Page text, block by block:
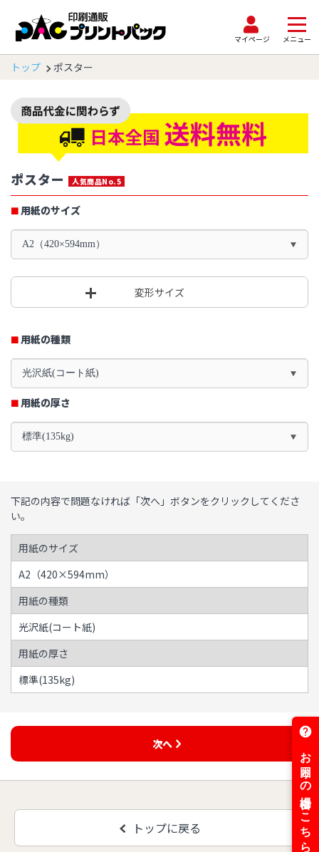
マイページ メニュー
トップ ポスター
ポスター 人気商品No.5
用紙のサイズ
A2（420×594mm）
変形サイズ
用紙の種類
光沢紙(コート紙)
用紙の厚さ
標準(135kg)
下記の内容で問題なければ「次へ」ボタンをクリックしてくださ
い。
用紙のサイズ
A2（420×594mm）
用紙の種類
光沢紙(コート紙)
用紙の厚さ
標準(135kg)
次へ
トップに戻る